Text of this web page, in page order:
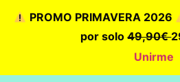
PROMO PRIMAVERA 2026
por solo49,90€
Unirme